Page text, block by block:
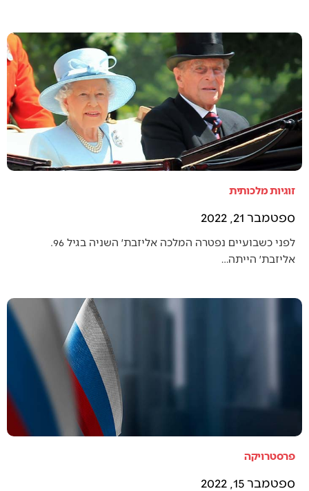
זוגיות מלכותית
ספטמבר 21, 2022
אליזבת׳ הייתה…
פרסטרויקה
ספטמבר 15, 2022